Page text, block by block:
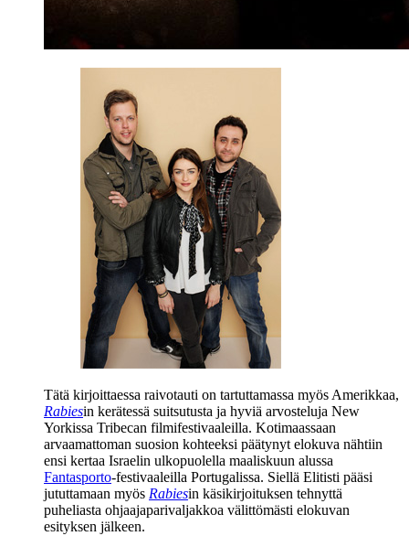
Tätä kirjoittaessa raivotauti on tartuttamassa myös Amerikkaa,
Rabiesin kerätessä suitsutusta ja hyviä arvosteluja New
Yorkissa Tribecan filmifestivaaleilla. Kotimaassaan
arvaamattoman suosion kohteeksi päätynyt elokuva nähtiin
ensi kertaa Israelin ulkopuolella maaliskuun alussa
Fantasporto-festivaaleilla Portugalissa. Siellä Elitisti pääsi
jututtamaan myös Rabiesin käsikirjoituksen tehnyttä
puheliasta ohjaajaparivaljakkoa välittömästi elokuvan
esityksen jälkeen.